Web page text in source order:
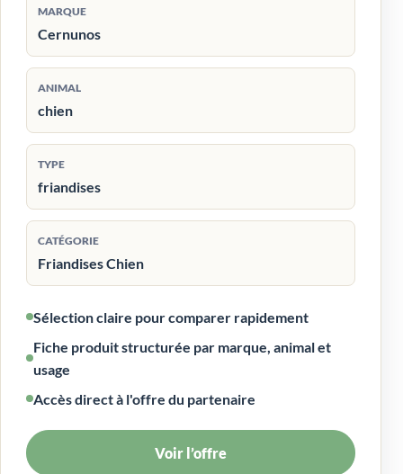
MARQUE
Cernunos
ANIMAL
chien
TYPE
friandises
CATÉGORIE
Friandises Chien
Sélection claire pour comparer rapidement
Fiche produit structurée par marque, animal et
usage
Accès direct à l'offre du partenaire
Voir l’offre